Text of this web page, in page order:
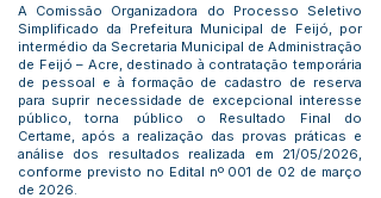
A Comissão Organizadora do Processo Seletivo
Simplificado da Prefeitura Municipal de Feijó, por
intermédio da Secretaria Municipal de Administração
de Feijó – Acre, destinado à contratação temporária
de pessoal e à formação de cadastro de reserva
para suprir necessidade de excepcional interesse
público, torna público o Resultado Final do
Certame, após a realização das provas práticas e
análise dos resultados realizada em 21/05/2026,
conforme previsto no Edital nº 001 de 02 de março
de 2026.